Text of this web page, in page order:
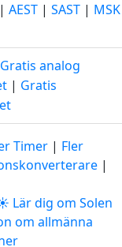
| AEST | SAST | MSK
Gratis analog
| Gratis
Timer | Fler
|
Lär dig om Solen
om allmänna